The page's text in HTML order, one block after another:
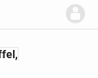
) K81,